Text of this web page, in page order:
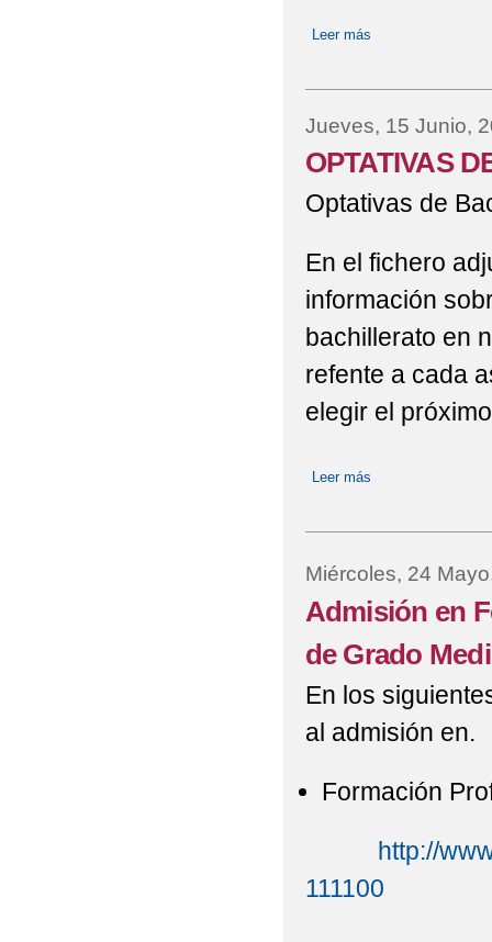
Leer más
Jueves, 15 Junio,
OPTATIVAS
Optativas de
En el fichero
información
bachillerato en
refente a cada
elegir el
Leer más
Miércoles, 24
Admisión en
de Grado
En los
al admisión en.
Formación
http://
111100